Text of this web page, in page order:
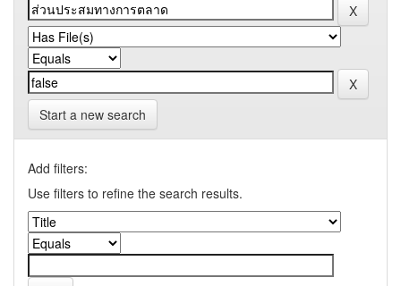
Start a new search
Add filters:
Use filters to refine the search results.